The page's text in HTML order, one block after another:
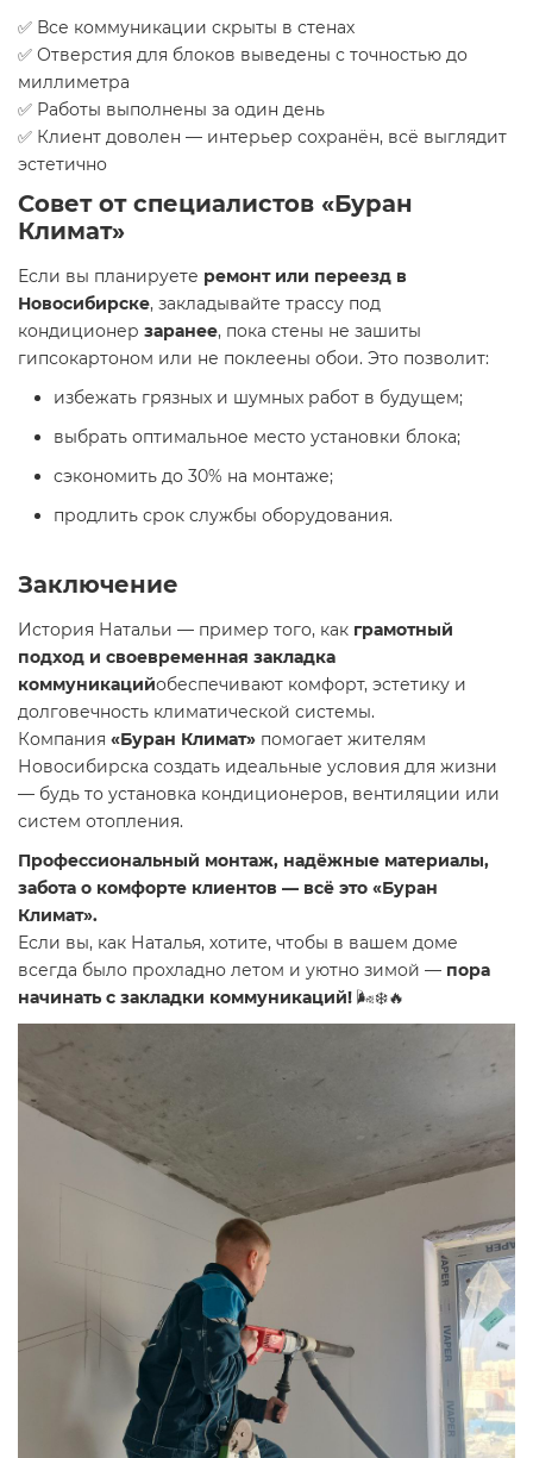
✅ Все коммуникации скрыты в стенах
✅ Отверстия для блоков выведены с точностью до
миллиметра
✅ Работы выполнены за один день
✅ Клиент доволен — интерьер сохранён, всё выглядит
эстетично
Совет от специалистов «Буран
Климат»
Если вы планируете ремонт или переезд в
Новосибирске, закладывайте трассу под
кондиционер заранее, пока стены не зашиты
гипсокартоном или не поклеены обои. Это позволит:
избежать грязных и шумных работ в будущем;
выбрать оптимальное место установки блока;
сэкономить до 30% на монтаже;
продлить срок службы оборудования.
Заключение
История Натальи — пример того, как грамотный
подход и своевременная закладка
коммуникацийобеспечивают комфорт, эстетику и
долговечность климатической системы.
Компания «Буран Климат» помогает жителям
Новосибирска создать идеальные условия для жизни
— будь то установка кондиционеров, вентиляции или
систем отопления.
Профессиональный монтаж, надёжные материалы,
забота о комфорте клиентов — всё это «Буран
Климат».
Если вы, как Наталья, хотите, чтобы в вашем доме
всегда было прохладно летом и уютно зимой — пора
начинать с закладки коммуникаций! 🌬️❄️🔥